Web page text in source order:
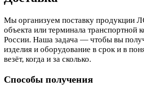
Мы организуем поставку продукции
объекта или терминала транспортной
России. Наша задача — чтобы вы
изделия и оборудование в срок и в
везёт, когда и за сколько.
Способы получения